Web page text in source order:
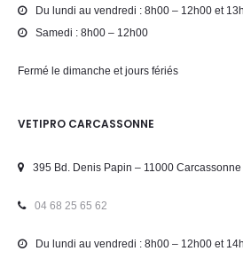
Du lundi au vendredi : 8h00 – 12h00 et
Samedi : 8h00 – 12h00
Fermé le dimanche et jours fériés
VETIPRO CARCASSONNE
395 Bd. Denis Papin – 11000 Carcassonne
04 68 25 65 62
Du lundi au vendredi : 8h00 – 12h00 et